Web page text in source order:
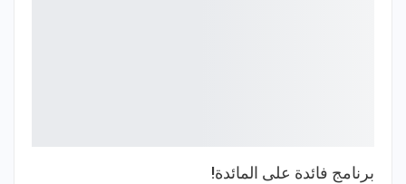
برنامج فائدة على المائدة!